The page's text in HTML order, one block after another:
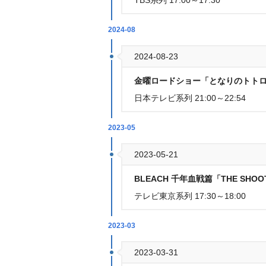
2024-08
2024-08-23
金曜ロードショー「となりのト
日本テレビ系列 21:00～22:54
2023-05
2023-05-21
BLEACH 千年血戦篇「THE
テレビ東京系列 17:30～18:00
2023-03
2023-03-31